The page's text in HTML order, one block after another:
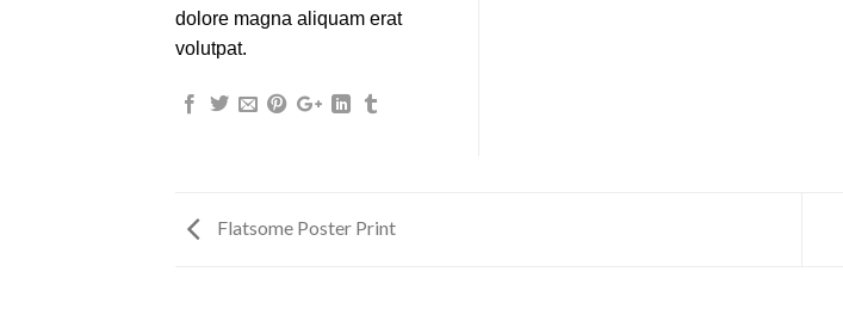
dolore magna aliquam erat
volutpat.
Flatsome Poster Print